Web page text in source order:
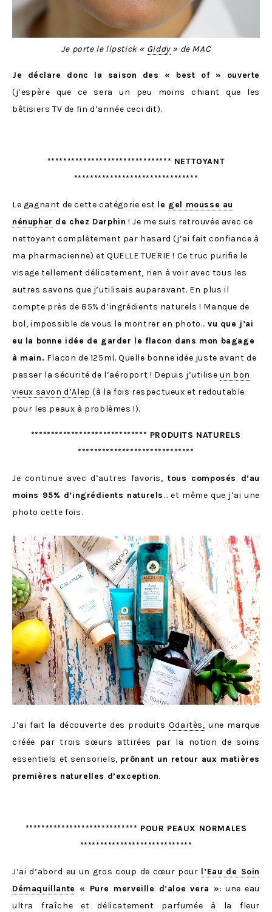
Je porte le lipstick « Giddy» de MAC
Je déclare donc la saison des « best of » ouverte
(j’espère que ce sera un peu moins chiant que les
bêtisiers TV de fin d’année ceci dit).
******************************* NETTOYANT
*******************************
Le gagnant de cette catégorie est le gel mousse au
nénuphar de chez Darphin ! Je me suis retrouvée avec ce
nettoyant complètement par hasard (j’ai fait confiance à
ma pharmacienne) et QUELLE TUERIE ! Ce truc purifie le
visage tellement délicatement, rien à voir avec tous les
autres savons que j’utilisais auparavant. En plus il
compte près de 85% d’ingrédients naturels ! Manque de
bol, impossible de vous le montrer en photo…vu que j’ai
eu la bonne idée de garder le flacon dans mon bagage
à main. Flacon de 125ml. Quelle bonne idée juste avant de
passer la sécurité de l’aéroport ! Depuis j’utiliseun bon
vieux savon d’Alep (à la fois respectueux et redoutable
pour les peaux à problèmes !).
***************************** PRODUITS NATURELS
*****************************
Je continue avec d’autres favoris, tous composés d’au
moins 95% d’ingrédients naturels… et même que j’ai une
photo cette fois.
J’ai fait la découverte des produits Odaïtès, une marque
créée par trois sœurs attirées par la notion de soins
essentiels et sensoriels, prônant un retour aux matières
premières naturelles d’exception.
**************************** POUR PEAUX NORMALES
****************************
J’ai d’abord eu un gros coup de cœur pour l’Eau de Soin
Démaquillante « Pure merveille d’aloe vera »: une eau
ultra fraîche et délicatement parfumée à la fleur